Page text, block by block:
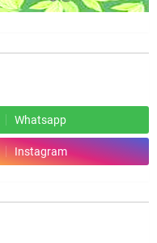
Whatsapp
Instagram